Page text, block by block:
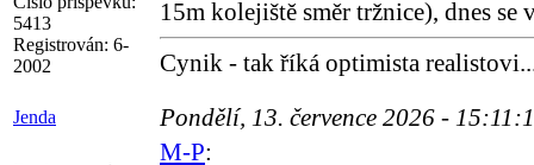
5413
Registrován: 6-
2002
15m kolejiště směr tržnice), dnes
Cynik - tak říká optimista
Jenda Pondělí, 13. července 2026 -
M-P: